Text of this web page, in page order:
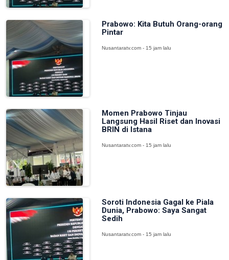
Prabowo: Kita Butuh Orang-orang
Pintar
Nusantaratv.com - 15 jam lalu
Momen Prabowo Tinjau
Langsung Hasil Riset dan Inovasi
BRIN di Istana
Nusantaratv.com - 15 jam lalu
Soroti Indonesia Gagal ke Piala
Dunia, Prabowo: Saya Sangat
Sedih
Nusantaratv.com - 15 jam lalu